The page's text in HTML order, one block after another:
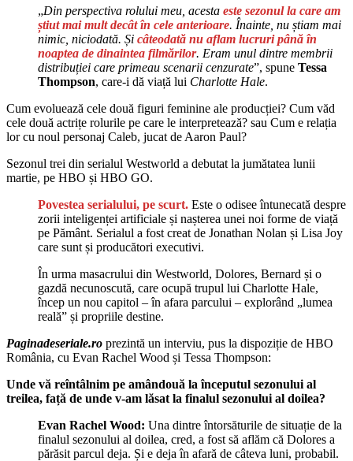
„Din perspectiva rolului meu, acesta este sezonul la care am
știut mai mult decât în cele anterioare. Înainte, nu știam mai
nimic, niciodată. Și câteodată nu aflam lucruri până în
noaptea de dinaintea filmărilor. Eram unul dintre membrii
distribuției care primeau scenarii cenzurate”, spune Tessa
Thompson, care-i dă viață lui Charlotte Hale.
Cum evoluează cele două figuri feminine ale producției? Cum văd
cele două actrițe rolurile pe care le interpretează? sau Cum e relația
lor cu noul personaj Caleb, jucat de Aaron Paul?
Sezonul trei din serialul Westworld a debutat la jumătatea lunii
martie, pe HBO și HBO GO.
Povestea serialului, pe scurt. Este o odisee întunecată despre
zorii inteligenței artificiale și nașterea unei noi forme de viață
pe Pământ. Serialul a fost creat de Jonathan Nolan și Lisa Joy
care sunt și producători executivi.
În urma masacrului din Westworld, Dolores, Bernard și o
gazdă necunoscută, care ocupă trupul lui Charlotte Hale,
încep un nou capitol – în afara parcului – explorând „lumea
reală” și propriile destine.
Paginadeseriale.ro prezintă un interviu, pus la dispoziție de HBO
România, cu Evan Rachel Wood și Tessa Thompson:
Unde vă reîntâlnim pe amândouă la începutul sezonului al
treilea, față de unde v-am lăsat la finalul sezonului al doilea?
Evan Rachel Wood: Una dintre întorsăturile de situație de la
finalul sezonului al doilea, cred, a fost să aflăm că Dolores a
părăsit parcul deja. Și e deja în afară de câteva luni, probabil.